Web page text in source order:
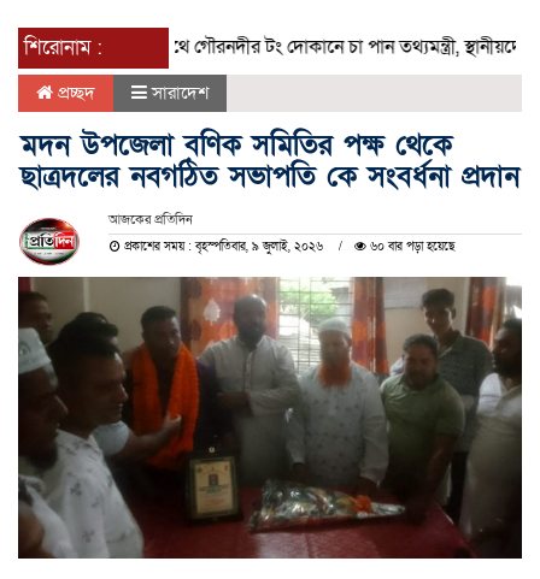
শিরোনাম :
যাত্রাপথে গৌরনদীর টং দোকানে চা পান তথ্যমন্ত্রী, স্থানীয়দের সঙ্গে
প্রচ্ছদ সারাদেশ
মদন উপজেলা বণিক সমিতির পক্ষ থেকে
ছাত্রদলের নবগঠিত সভাপতি কে সংবর্ধনা প্রদান
আজকের প্রতিদিন
প্রকাশের সময় : বৃহস্পতিবার, ৯ জুলাই, ২০২৬ ৬০ বার পড়া হয়েছে